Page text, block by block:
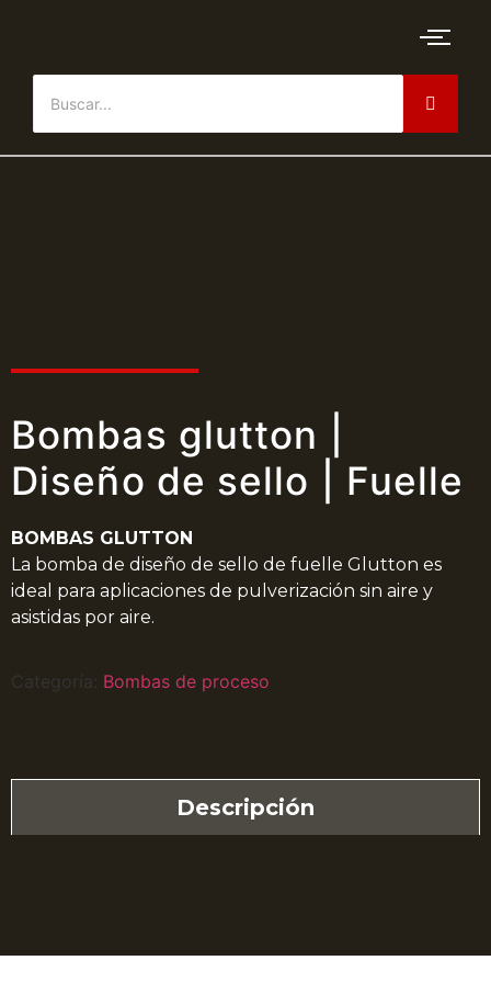
Bombas glutton |
Diseño de sello | Fuelle
BOMBAS GLUTTON
La bomba de diseño de sello de fuelle Glutton es
ideal para aplicaciones de pulverización sin aire y
asistidas por aire.
Categoría: Bombas de proceso
Descripción